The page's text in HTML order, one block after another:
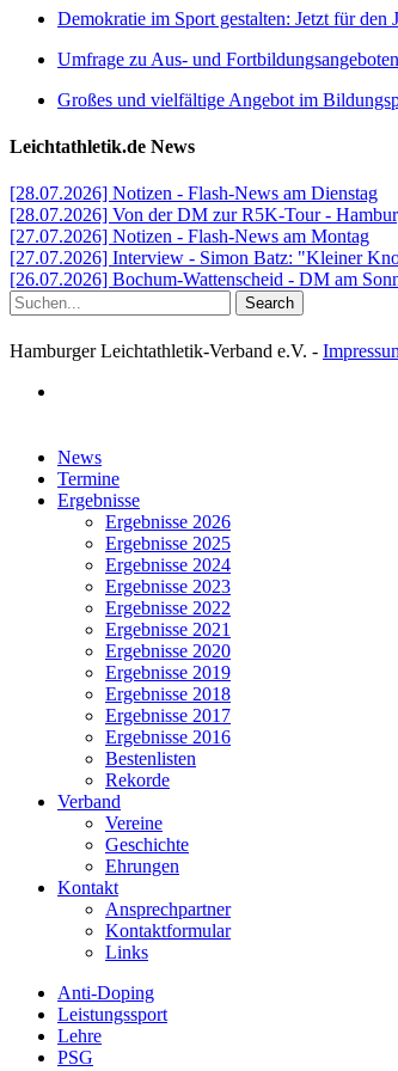
Demokratie im Sport gestalten: Jetzt für
Umfrage zu Aus- und
Großes und vielfältige Angebot im
Leichtathletik.de News
[28.07.2026] Notizen - Flash-News am Dienstag
[28.07.2026] Von der DM zur R5K-Tour -
[27.07.2026] Notizen - Flash-News am Montag
[27.07.2026] Interview - Simon Batz: "Kleiner
[26.07.2026] Bochum-Wattenscheid - DM am
Search
Hamburger Leichtathletik-Verband e.V. -
Close
Menu
News
Termine
Ergebnisse
Ergebnisse 2026
Ergebnisse 2025
Ergebnisse 2024
Ergebnisse 2023
Ergebnisse 2022
Ergebnisse 2021
Ergebnisse 2020
Ergebnisse 2019
Ergebnisse 2018
Ergebnisse 2017
Ergebnisse 2016
Bestenlisten
Rekorde
Verband
Vereine
Geschichte
Ehrungen
Kontakt
Ansprechpartner
Kontaktformular
Links
Anti-Doping
Leistungssport
Lehre
PSG